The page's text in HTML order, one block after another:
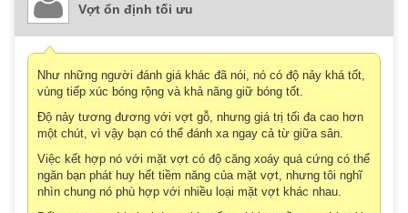
Vợt ổn định tối ưu
Như những người đánh giá khác đã nói, nó có độ nảy khá tốt,
vùng tiếp xúc bóng rộng và khả năng giữ bóng tốt.
Độ nảy tương đương với vợt gỗ, nhưng giá trị tối đa cao hơn
một chút, vì vậy bạn có thể đánh xa ngay cả từ giữa sân.
Việc kết hợp nó với mặt vợt có độ căng xoáy quá cứng có thể
ngăn bạn phát huy hết tiềm năng của mặt vợt, nhưng tôi nghĩ
nhìn chung nó phù hợp với nhiều loại mặt vợt khác nhau.